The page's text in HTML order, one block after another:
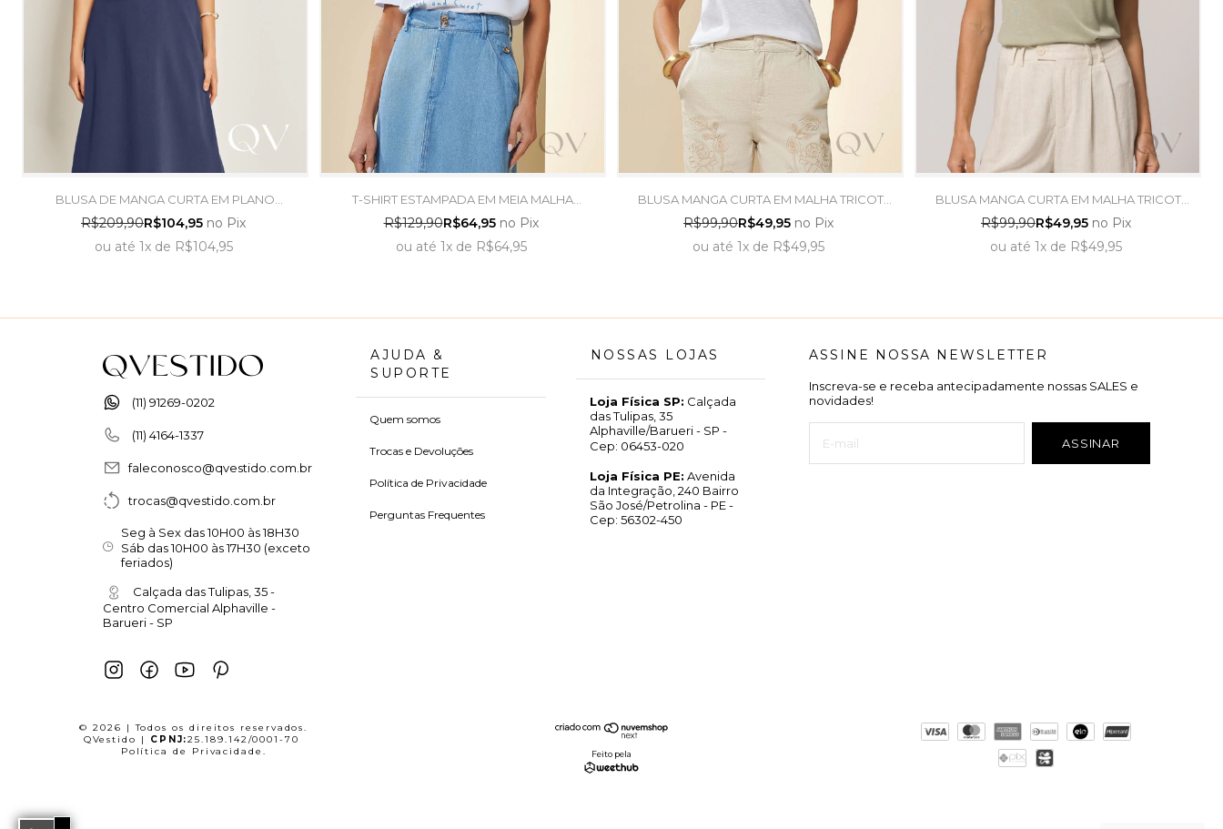
BLUSA DE MANGA CURTA EM PLANO
VISCOLINHO BEGE - DOCE TRAMA
R$209,90R$104,95 no Pix
ou até 1xde R$104,95
T-SHIRT ESTAMPADA EM MEIA MALHA
BRANCO COM AZUL JEANS - DOCE TRAMA
R$129,90R$64,95 no Pix
ou até 1xde R$64,95
BLUSA MANGA CURTA EM MALHA TRICOT
FLAMÊ BRANCO - DOCE TRAMA
R$99,90R$49,95 no Pix
ou até 1x de R$49,95
BLUSA MANGA CURTA EM MALHA TRICOT
FLAMÊ VERDE CHÁ - DOCE TRAMA
R$99,90R$49,95 no Pix
ou até 1x de R$49,95
(11) 91269-0202
(11) 4164-1337
faleconosco@qvestido.com.br
trocas@qvestido.com.br
Seg à Sex das 10H00 às 18H30
Sáb das 10H00 às 17H30 (exceto
feriados)
Calçada das Tulipas, 35 -
Centro Comercial Alphaville -
Barueri - SP
AJUDA &
SUPORTE
Quem somos
Trocas e Devoluções
Política de Privacidade
Perguntas Frequentes
NOSSAS LOJAS
Loja Física SP: Calçada
das Tulipas, 35
Alphaville/Barueri - SP -
Cep: 06453-020
Loja Física PE: Avenida
da Integração, 240 Bairro
São José/Petrolina - PE -
Cep: 56302-450
ASSINE NOSSA NEWSLETTER
Inscreva-se e receba antecipadamente nossas SALES e
novidades!
© 2026 | Todos os direitos reservados.
QVestido | CPNJ:25.189.142/0001-70
Política de Privacidade . Feito pela